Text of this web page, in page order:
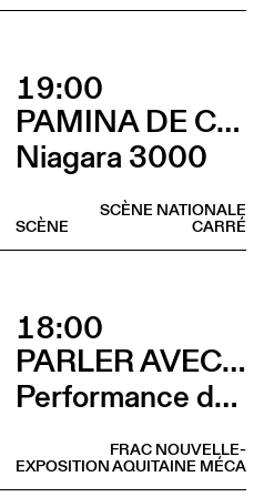
19:00
PAMINA DE COULON
Niagara 3000
SCÈNE NATIONALE
CARRÉ
SCÈNE
18:00
PARLER AVEC ELLES
Performance de Davide-Christelle Sanvee
FRAC NOUVELLE-
AQUITAINE MÉCA
EXPOSITION